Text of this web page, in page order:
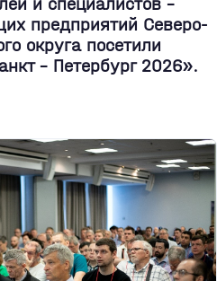
предприятий Северо-
округа посетили
- Петербург 2026».